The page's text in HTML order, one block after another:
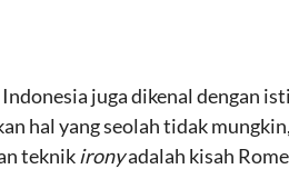
Indonesia juga dikenal dengan
hal yang seolah tidak
teknikironyadalah kisah